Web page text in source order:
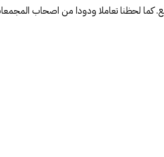
كما لحظنا تعاملا ودودا من اصحاب